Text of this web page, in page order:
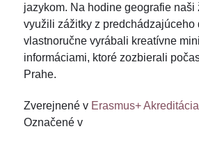
jazykom. Na hodine geografie naši
využili zážitky z predchádzajúceho
vlastnoručne vyrábali kreatívne
informáciami, ktoré zozbierali
Prahe.
Zverejnené v Erasmus+ Akreditácia
Označené v